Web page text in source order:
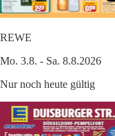
REWE
Mo. 3.8. - Sa. 8.8.2026
Nur noch heute gültig